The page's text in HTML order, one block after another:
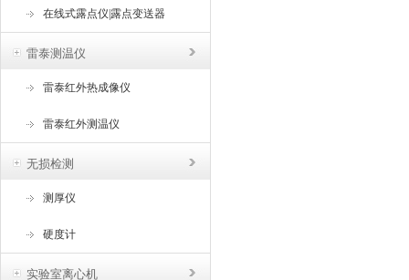
在线式露点仪|露点变送器
雷泰测温仪
雷泰红外热成像仪
雷泰红外测温仪
无损检测
测厚仪
硬度计
实验室离心机